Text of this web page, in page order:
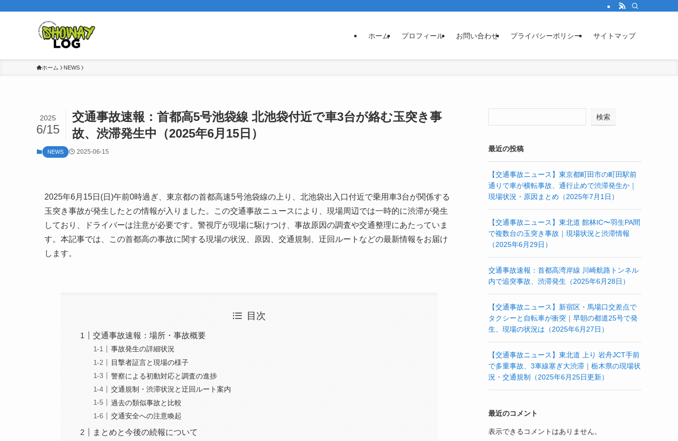
ホーム プロフィール お問い合わせ プライバシーポリシー サイトマップ
ホーム NEWS
交通事故速報：首都高5号池袋線 北池袋付近で車3台が絡む玉突き事
故、渋滞発生中（2025年6月15日）
2025
6/15
NEWS 2025-06-15
2025年6月15日(日)午前0時過ぎ、東京都の首都高速5号池袋線の上り、北池袋出入口付近で乗用車3台が関係する
玉突き事故が発生したとの情報が入りました。この交通事故ニュースにより、現場周辺では一時的に渋滞が発生
しており、ドライバーは注意が必要です。警視庁が現場に駆けつけ、事故原因の調査や交通整理にあたっていま
す。本記事では、この首都高の事故に関する現場の状況、原因、交通規制、迂回ルートなどの最新情報をお届け
します。
目次
交通事故速報：場所・事故概要
事故発生の詳細状況
目撃者証言と現場の様子
警察による初動対応と調査の進捗
交通規制・渋滞状況と迂回ルート案内
過去の類似事故と比較
交通安全への注意喚起
まとめと今後の続報について
検索
最近の投稿
【交通事故ニュース】東京都町田市の町田駅前
通りで車が横転事故、通行止めで渋滞発生か｜
現場状況・原因まとめ（2025年7月1日）
【交通事故ニュース】東北道 館林IC〜羽生PA間
で複数台の玉突き事故｜現場状況と渋滞情報
（2025年6月29日）
交通事故速報：首都高湾岸線 川崎航路トンネル
内で追突事故、渋滞発生（2025年6月28日）
【交通事故ニュース】新宿区・馬場口交差点で
タクシーと自転車が衝突｜早朝の都道25号で発
生、現場の状況は（2025年6月27日）
【交通事故ニュース】東北道 上り 岩舟JCT手前
で多重事故、3車線塞ぎ大渋滞｜栃木県の現場状
況・交通規制（2025年6月25日更新）
最近のコメント
表示できるコメントはありません。